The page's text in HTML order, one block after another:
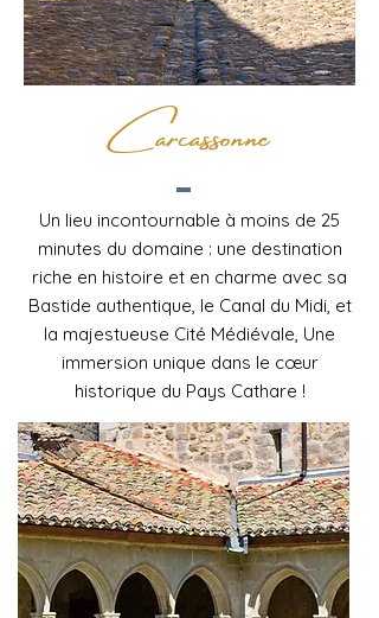
Carcassonne
Un lieu incontournable à moins de 25
minutes du domaine : une destination
riche en histoire et en charme avec sa
Bastide authentique, le Canal du Midi, et
la majestueuse Cité Médiévale, Une
immersion unique dans le cœur
historique du Pays Cathare !